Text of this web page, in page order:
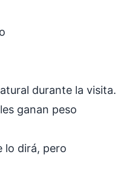
durante la visita.
ganan peso
lo dirá, pero